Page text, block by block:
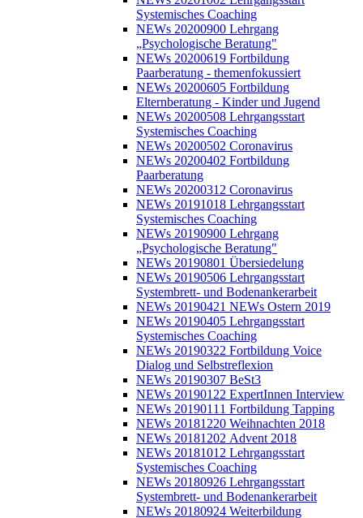
Systemisches Coaching
NEWs 20200900 Lehrgang
„Psychologische Beratung"
NEWs 20200619 Fortbildung
Paarberatung - themenfokussiert
NEWs 20200605 Fortbildung
Elternberatung - Kinder und Jugend
NEWs 20200508 Lehrgangsstart
Systemisches Coaching
NEWs 20200502 Coronavirus
NEWs 20200402 Fortbildung
Paarberatung
NEWs 20200312 Coronavirus
NEWs 20191018 Lehrgangsstart
Systemisches Coaching
NEWs 20190900 Lehrgang
„Psychologische Beratung"
NEWs 20190801 Übersiedelung
NEWs 20190506 Lehrgangsstart
Systembrett- und Bodenankerarbeit
NEWs 20190421 NEWs Ostern 2019
NEWs 20190405 Lehrgangsstart
Systemisches Coaching
NEWs 20190322 Fortbildung Voice
Dialog und Selbstreflexion
NEWs 20190307 BeSt3
NEWs 20190122 ExpertInnen Interview
NEWs 20190111 Fortbildung Tapping
NEWs 20181220 Weihnachten 2018
NEWs 20181202 Advent 2018
NEWs 20181012 Lehrgangsstart
Systemisches Coaching
NEWs 20180926 Lehrgangsstart
Systembrett- und Bodenankerarbeit
NEWs 20180924 Weiterbildung